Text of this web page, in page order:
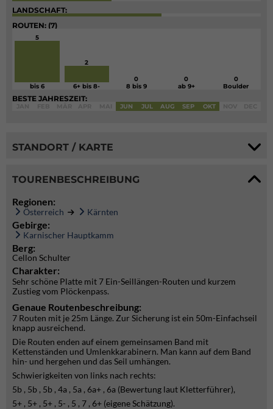
LANDSCHAFT:
ROUTEN: (7)
5
bis 6
2
6+ bis 8-
0
8 bis 9
0
ab 9+
0
Boulder
BESTE JAHRESZEIT:
JUN JUL AUG SEP OKT
STANDORT / KARTE
TOURENBESCHREIBUNG
Regionen:
Österreich Kärnten
Gebirge:
Karnischer Hauptkamm
Berg:
Cellon Schulter
Charakter:
Sehr schöne Platte mit 7 Ein-Seillängen-Routen und kurzem
Zustieg vom Plöckenpass.
Genaue Routenbeschreibung:
7 Routen mit je 25m Länge. Zur Sicherung ist ein 50m-Einfachseil
knapp ausreichend.
Die Routen enden auf einem gemeinsamen Band mit
Kettenständen und Umlenkkarabinern. Man kann auf dem Band
hin- und hergehen und das Seil umhängen.
Schwierigkeiten von links nach rechts:
5b , 5b , 5b , 4a , 5a , 6a+ , 6a (Bewertung laut Kletterführer),
5+ , 5+ , 5+ , 5- , 5 , 7 , 6+ (eigene Schätzung).